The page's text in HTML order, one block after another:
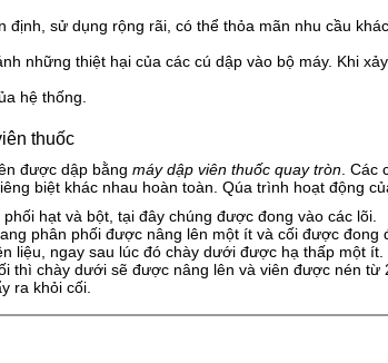
sử dụng rộng rãi, có thể thỏa mãn nhu cầu
những thiệt hại của các cú dập vào bộ máy. Khi
hệ thống.
thuốc
được dập bằng máy dập viên thuốc quay tròn. Các
biệt khác nhau hoàn toàn. Qúa trình hoạt động
hạt và bột, tại đây chúng được đong vào các lõi.
phân phối được nâng lên một ít và cối được đong
liệu, ngay sau lúc đó chày dưới được hạ thấp một ít.
thì chày dưới sẽ được nâng lên và viên được nén từ
ra khỏi cối.